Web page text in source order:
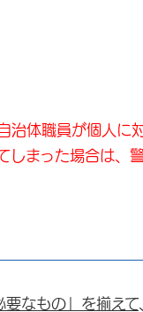
治体職員が個人に
しまった場合は、
なもの」を揃えて